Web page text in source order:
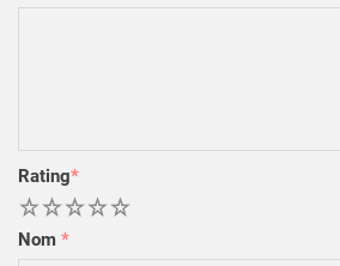
Rating*
5
4
3
2
Nom *